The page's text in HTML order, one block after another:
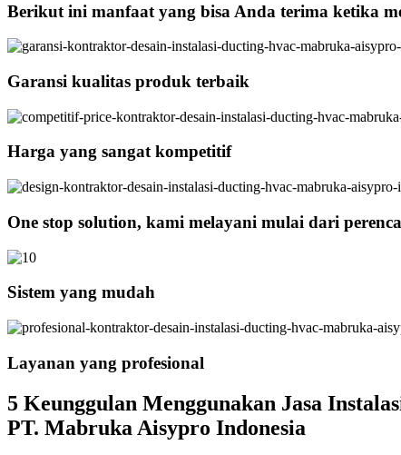
Berikut ini manfaat yang bisa Anda terima ketika
Garansi kualitas produk terbaik
Harga yang sangat kompetitif
One stop solution, kami melayani mulai dari
Sistem yang mudah
Layanan yang profesional
5 Keunggulan Menggunakan Jasa
PT. Mabruka Aisypro Indonesia